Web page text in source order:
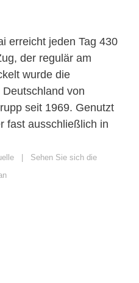
erreicht jeden Tag 430
der regulär am
wurde die
von
seit 1969. Genutzt
fast ausschließlich in
| Sehen Sie sich die